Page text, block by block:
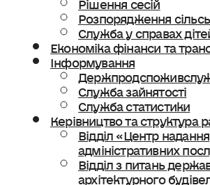
Розпорядження
Служба у справах
Економіка фінанси та
Інформування
Служба зайнятості
Служба статистики
Керівництво та структура
Відділ «Центр надання
адміністративних
Відділ з питань
архітектурного